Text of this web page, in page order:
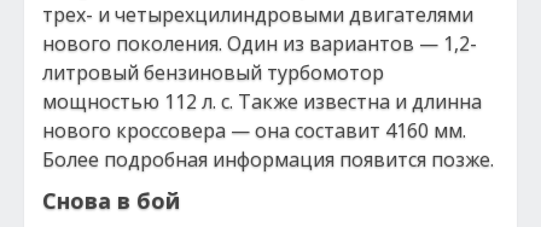
трех- и четырехцилиндровыми двигателями
нового поколения. Один из вариантов — 1,2-
литровый бензиновый турбомотор
мощностью 112 л. с. Также известна и длинна
нового кроссовера — она составит 4160 мм.
Более подробная информация появится позже.
Снова в бой